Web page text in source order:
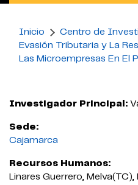
Inicio
Centro de
Evasión Tributaria y La
Las Microempresas En El
Investigador Principal:
Sede:
Cajamarca
Recursos Humanos:
Linares Guerrero,